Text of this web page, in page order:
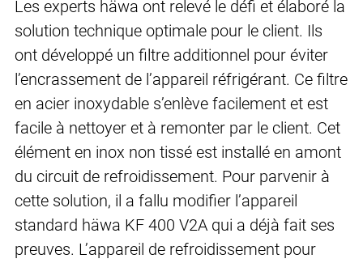
Les experts häwa ont relevé le défi et élaboré la
solution technique optimale pour le client. Ils
ont développé un filtre additionnel pour éviter
l’encrassement de l’appareil réfrigérant. Ce filtre
en acier inoxydable s’enlève facilement et est
facile à nettoyer et à remonter par le client. Cet
élément en inox non tissé est installé en amont
du circuit de refroidissement. Pour parvenir à
cette solution, il a fallu modifier l’appareil
standard häwa KF 400 V2A qui a déjà fait ses
preuves. L’appareil de refroidissement pour